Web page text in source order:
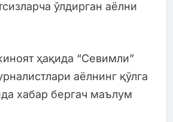
ўлдирган аёлни
ҳақида “Севимли”
аёлнинг қўлга
хабар бергач маълум